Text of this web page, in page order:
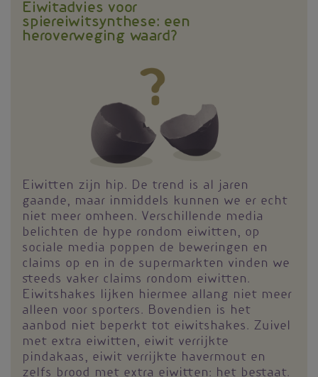
bewegen
ligt
niet
Eiwitadvies voor
spiereiwitsynthese: een
heroverweging waard?
Eiwitten zijn hip. De trend is al jaren
gaande, maar inmiddels kunnen we er echt
niet meer omheen. Verschillende media
belichten de hype rondom eiwitten, op
sociale media poppen de beweringen en
claims op en in de supermarkten vinden we
steeds vaker claims rondom eiwitten.
Eiwitshakes lijken hiermee allang niet meer
alleen voor sporters. Bovendien is het
aanbod niet beperkt tot eiwitshakes. Zuivel
met extra eiwitten, eiwit verrijkte
pindakaas, eiwit verrijkte havermout en
zelfs brood met extra eiwitten: het bestaat.